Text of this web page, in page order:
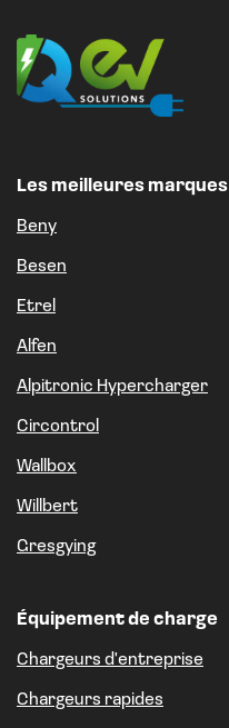
Les meilleures marques
Beny
Besen
Etrel
Alfen
Alpitronic Hypercharger
Circontrol
Wallbox
Willbert
Gresgying
Équipement de charge
Chargeurs d'entreprise
Chargeurs rapides